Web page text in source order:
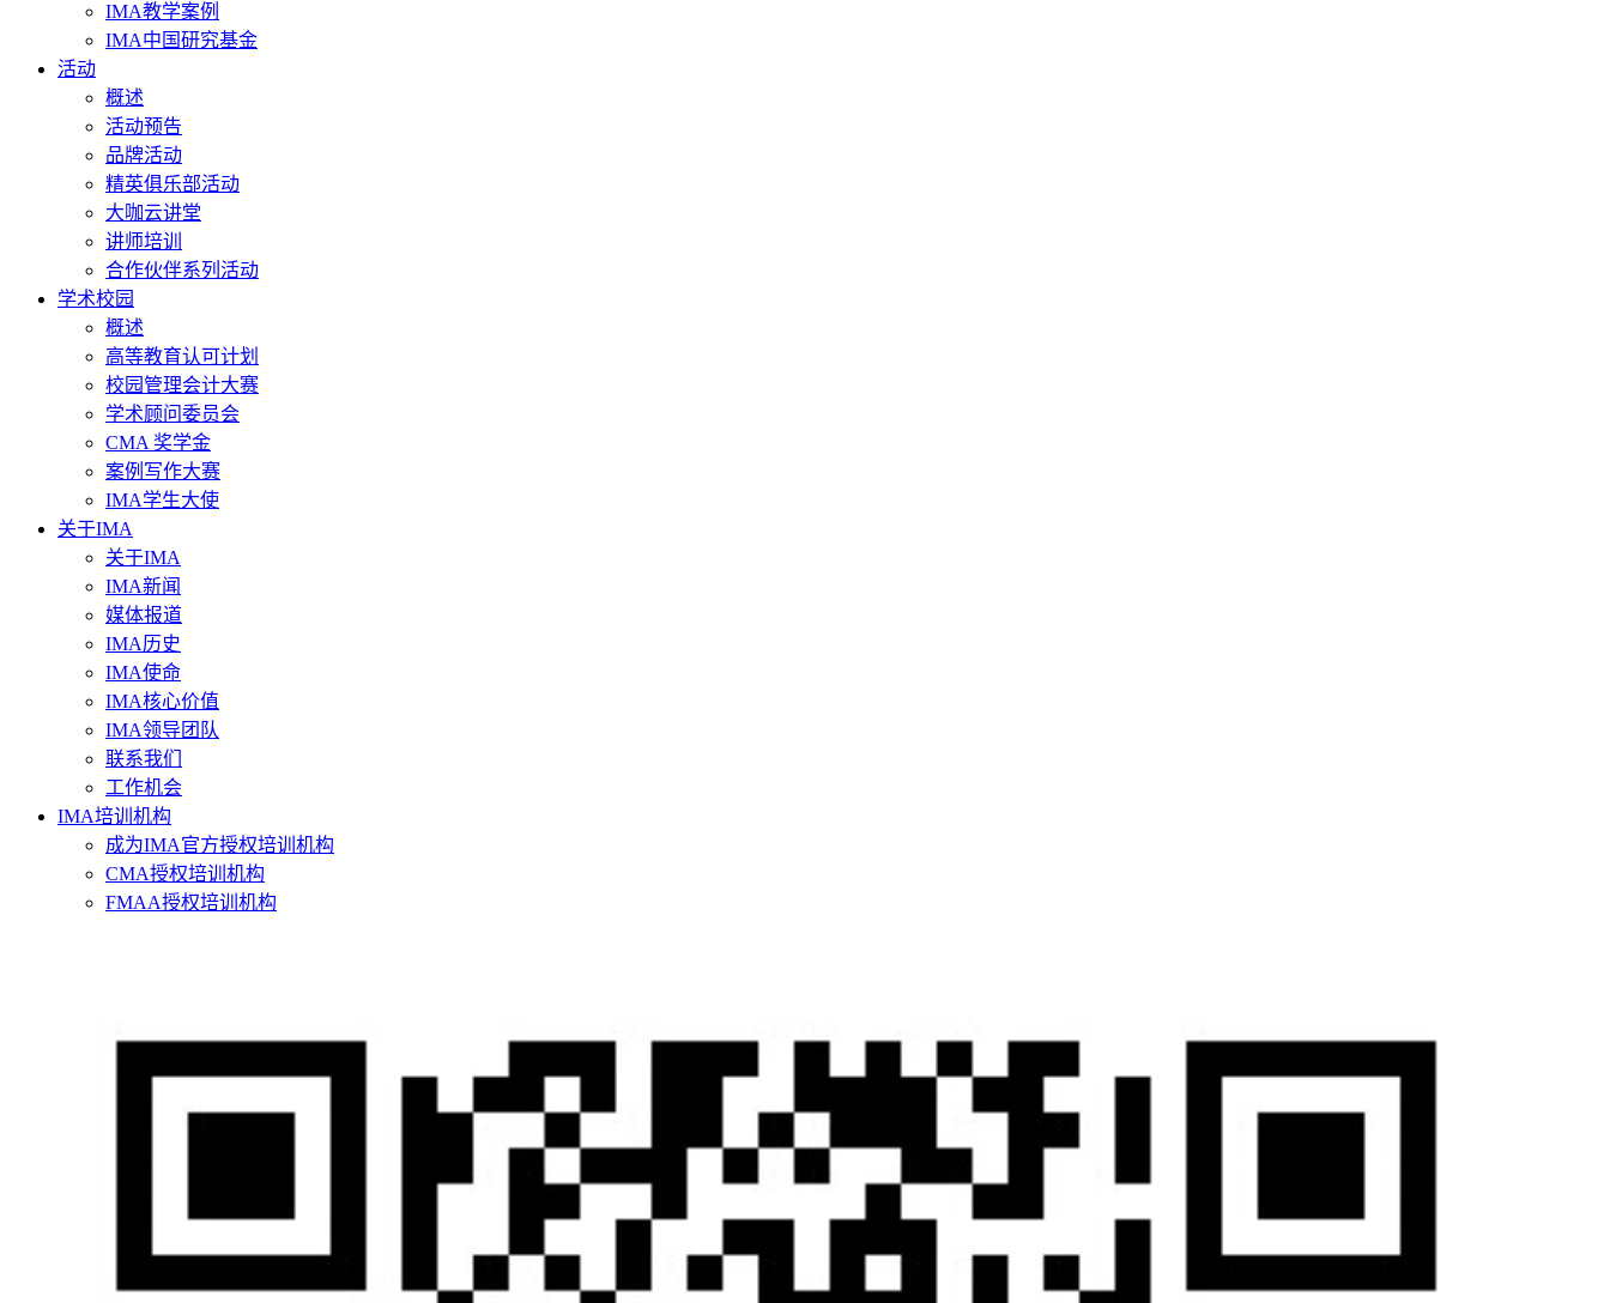
IMA教学案例
IMA中国研究基金
活动
概述
活动预告
品牌活动
精英俱乐部活动
大咖云讲堂
讲师培训
合作伙伴系列活动
学术校园
概述
高等教育认可计划
校园管理会计大赛
学术顾问委员会
CMA 奖学金
案例写作大赛
IMA学生大使
关于IMA
关于IMA
IMA新闻
媒体报道
IMA历史
IMA使命
IMA核心价值
IMA领导团队
联系我们
工作机会
IMA培训机构
成为IMA官方授权培训机构
CMA授权培训机构
FMAA授权培训机构